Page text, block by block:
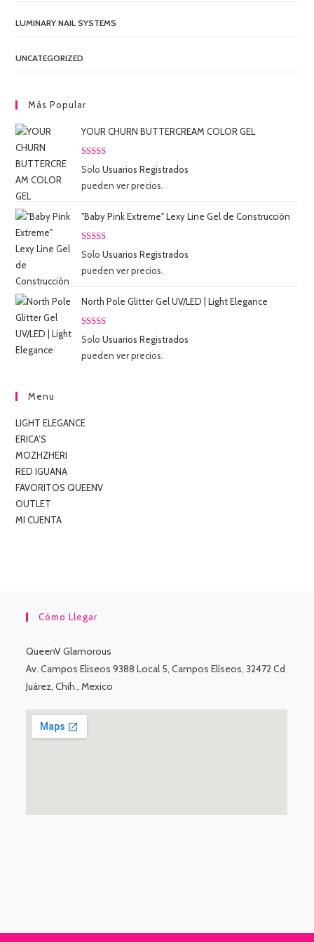
LUMINARY NAIL SYSTEMS
UNCATEGORIZED
Más Popular
YOUR CHURN BUTTERCREAM COLOR GEL
Valorado
5.00
5
SoloUsuarios Registrados
pueden ver precios.
"Baby Pink Extreme" Lexy Line Gel de Construcción
Valorado
5.00
5
SoloUsuarios Registrados
pueden ver precios.
North Pole Glitter Gel UV/LED | Light Elegance
Valorado
5.00
5
SoloUsuarios Registrados
pueden ver precios.
Menu
LIGHT ELEGANCE
ERICA’S
MOZHZHERI
RED IGUANA
FAVORITOS QUEENV
OUTLET
MI CUENTA
Cómo Llegar
QueenV Glamorous
Av. Campos Eliseos 9388 Local 5, Campos Elíseos, 32472 Cd
Juárez, Chih., Mexico